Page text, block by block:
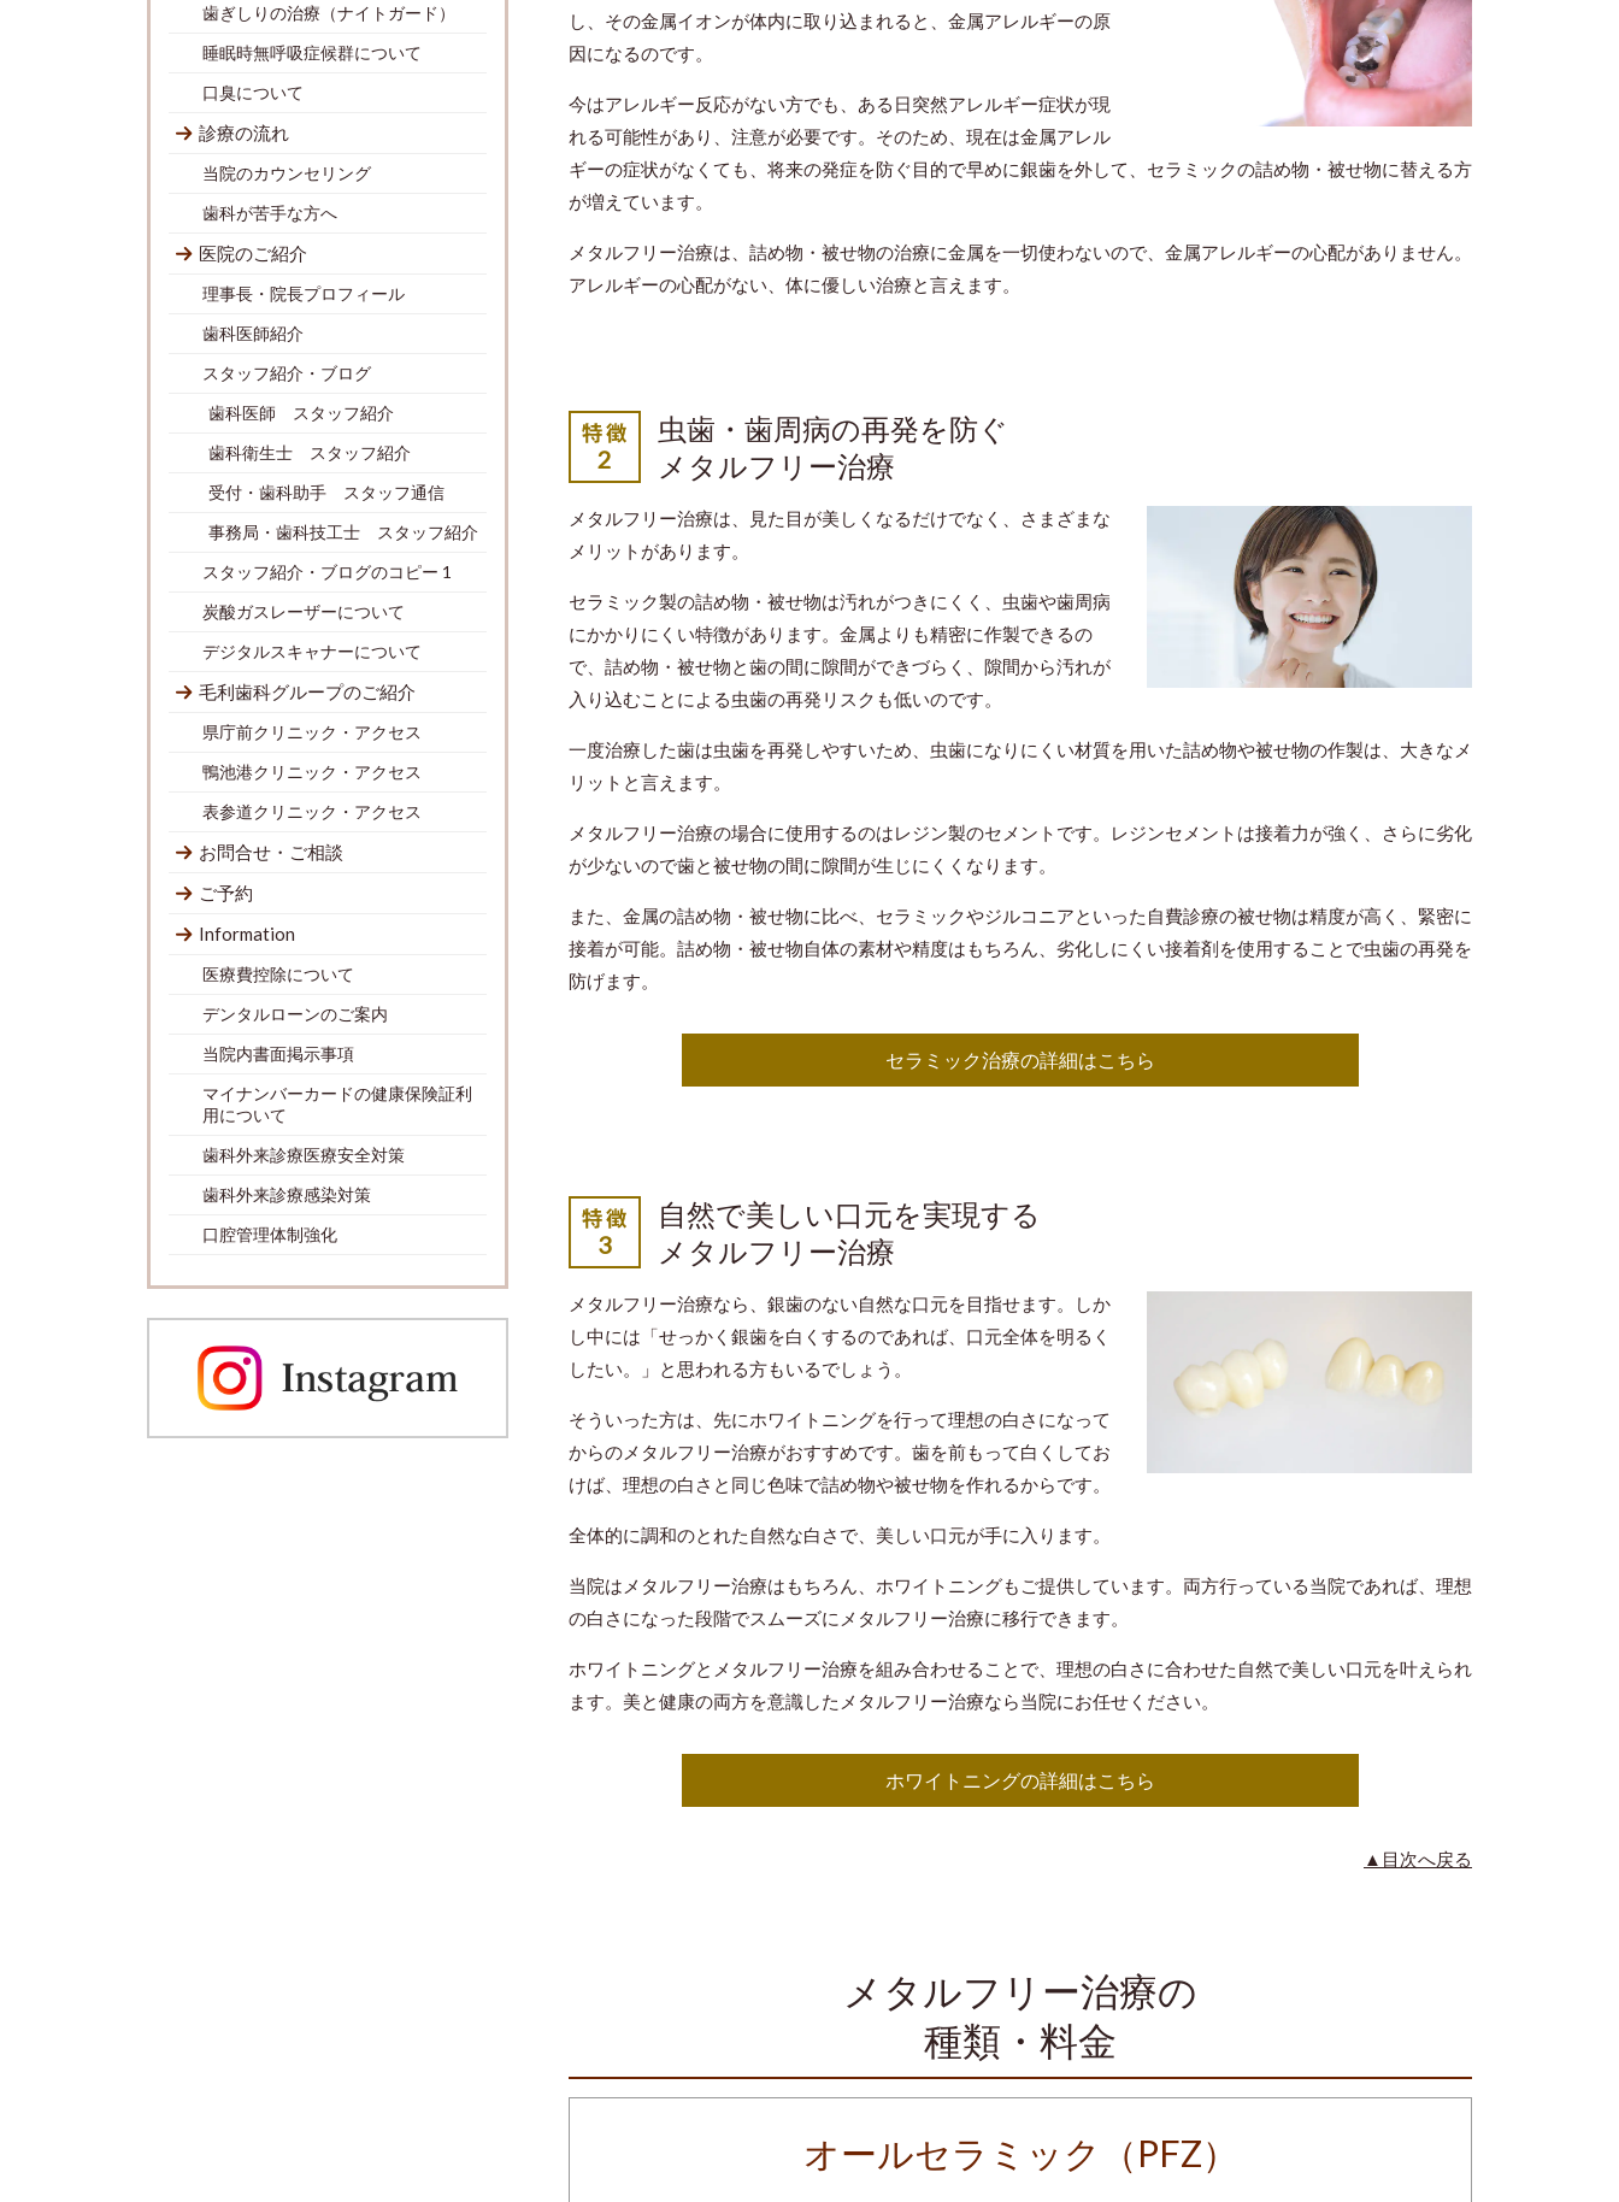
し、その金属イオンが体内に取り込まれると、金属アレルギーの原
因になるのです。
今はアレルギー反応がない方でも、ある日突然アレルギー症状が現
れる可能性があり、注意が必要です。そのため、現在は金属アレル
ギーの症状がなくても、将来の発症を防ぐ目的で早めに銀歯を外して、セラミックの詰め物・被せ物に替える方
が増えています。
メタルフリー治療は、詰め物・被せ物の治療に金属を一切使わないので、金属アレルギーの心配がありません。
アレルギーの心配がない、体に優しい治療と言えます。
虫歯・歯周病の再発を防ぐ
メタルフリー治療
メタルフリー治療は、見た目が美しくなるだけでなく、さまざまな
メリットがあります。
セラミック製の詰め物・被せ物は汚れがつきにくく、虫歯や歯周病
にかかりにくい特徴があります。金属よりも精密に作製できるの
で、詰め物・被せ物と歯の間に隙間ができづらく、隙間から汚れが
入り込むことによる虫歯の再発リスクも低いのです。
一度治療した歯は虫歯を再発しやすいため、虫歯になりにくい材質を用いた詰め物や被せ物の作製は、大きなメ
リットと言えます。
メタルフリー治療の場合に使用するのはレジン製のセメントです。レジンセメントは接着力が強く、さらに劣化
が少ないので歯と被せ物の間に隙間が生じにくくなります。
また、金属の詰め物・被せ物に比べ、セラミックやジルコニアといった自費診療の被せ物は精度が高く、緊密に
接着が可能。詰め物・被せ物自体の素材や精度はもちろん、劣化しにくい接着剤を使用することで虫歯の再発を
防げます。
セラミック治療の詳細はこちら
自然で美しい口元を実現する
メタルフリー治療
メタルフリー治療なら、銀歯のない自然な口元を目指せます。しか
し中には「せっかく銀歯を白くするのであれば、口元全体を明るく
したい。」と思われる方もいるでしょう。
そういった方は、先にホワイトニングを行って理想の白さになって
からのメタルフリー治療がおすすめです。歯を前もって白くしてお
けば、理想の白さと同じ色味で詰め物や被せ物を作れるからです。
全体的に調和のとれた自然な白さで、美しい口元が手に入ります。
当院はメタルフリー治療はもちろん、ホワイトニングもご提供しています。両方行っている当院であれば、理想
の白さになった段階でスムーズにメタルフリー治療に移行できます。
ホワイトニングとメタルフリー治療を組み合わせることで、理想の白さに合わせた自然で美しい口元を叶えられ
ます。美と健康の両方を意識したメタルフリー治療なら当院にお任せください。
ホワイトニングの詳細はこちら
▲目次へ戻る
メタルフリー治療の
種類・料金
オールセラミック（PFZ）
歯ぎしりの治療（ナイトガード）
睡眠時無呼吸症候群について
口臭について
診療の流れ
当院のカウンセリング
歯科が苦手な方へ
医院のご紹介
理事長・院長プロフィール
歯科医師紹介
スタッフ紹介・ブログ
歯科医師 スタッフ紹介
歯科衛生士 スタッフ紹介
受付・歯科助手 スタッフ通信
事務局・歯科技工士 スタッフ紹介
スタッフ紹介・ブログのコピー 1
炭酸ガスレーザーについて
デジタルスキャナーについて
毛利歯科グループのご紹介
県庁前クリニック・アクセス
鴨池港クリニック・アクセス
表参道クリニック・アクセス
お問合せ・ご相談
ご予約
Information
医療費控除について
デンタルローンのご案内
当院内書面掲示事項
マイナンバーカードの健康保険証利
用について
歯科外来診療医療安全対策
歯科外来診療感染対策
口腔管理体制強化